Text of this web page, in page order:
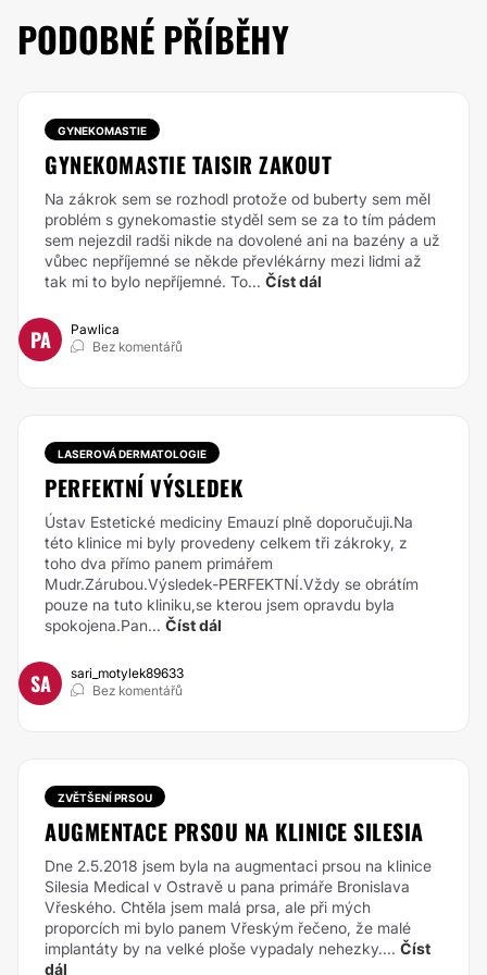
PODOBNÉ PŘÍBĚHY
GYNEKOMASTIE
GYNEKOMASTIE TAISIR ZAKOUT
Na zákrok sem se rozhodl protože od buberty sem měl
problém s gynekomastie styděl sem se za to tím pádem
sem nejezdil radši nikde na dovolené ani na bazény a už
vůbec nepříjemné se někde převlékárny mezi lidmi až
tak mi to bylo nepříjemné. To... Číst dál
PA
Pawlica
Bez komentářů
LASEROVÁ DERMATOLOGIE
PERFEKTNÍ VÝSLEDEK
Ústav Estetické mediciny Emauzí plně doporučuji.Na
této klinice mi byly provedeny celkem tři zákroky, z
toho dva přímo panem primářem
Mudr.Zárubou.Výsledek-PERFEKTNÍ.Vždy se obrátím
pouze na tuto kliniku,se kterou jsem opravdu byla
spokojena.Pan... Číst dál
SA
sari_motylek89633
Bez komentářů
ZVĚTŠENÍ PRSOU
AUGMENTACE PRSOU NA KLINICE SILESIA
Dne 2.5.2018 jsem byla na augmentaci prsou na klinice
Silesia Medical v Ostravě u pana primáře Bronislava
Vřeského. Chtěla jsem malá prsa, ale při mých
proporcích mi bylo panem Vřeským řečeno, že malé
implantáty by na velké ploše vypadaly nehezky.... Číst
dál